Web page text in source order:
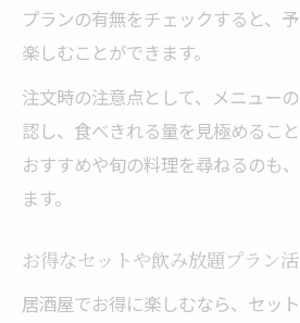
プランの有無をチェックすると、
楽しむことができます。
注文時の注意点として、メニュー
認し、食べきれる量を見極めるこ
おすすめや旬の料理を尋ねるのも
ます。
お得なセットや飲み放題プラン
居酒屋でお得に楽しむなら、セッ